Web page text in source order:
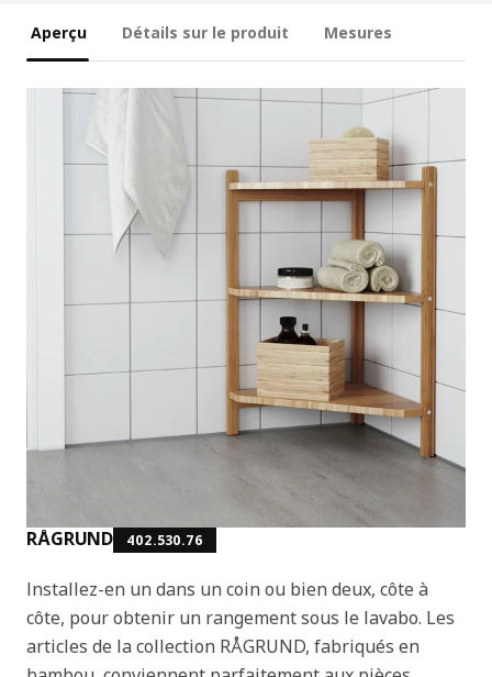
Aperçu Détails sur le produit Mesures
RÅGRUND 402.530.76
Installez-en un dans un coin ou bien deux, côte à
côte, pour obtenir un rangement sous le lavabo. Les
articles de la collection RÅGRUND, fabriqués en